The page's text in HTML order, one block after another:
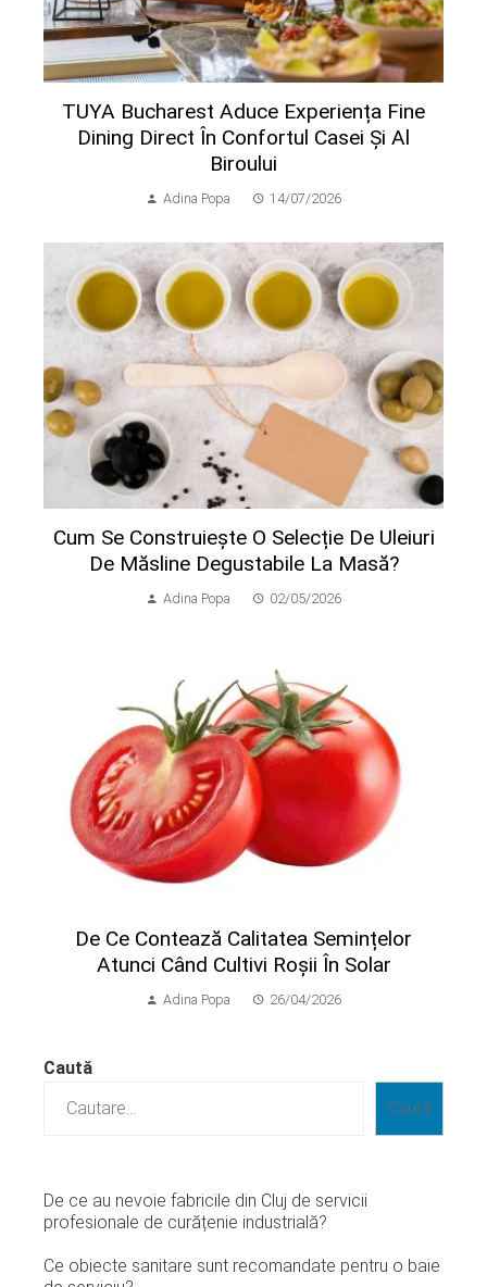
TUYA Bucharest Aduce Experiența Fine
Dining Direct În Confortul Casei Și Al
Biroului
Adina Popa 14/07/2026
Cum Se Construiește O Selecție De Uleiuri
De Măsline Degustabile La Masă?
Adina Popa 02/05/2026
​De Ce Contează Calitatea Semințelor
Atunci Când Cultivi Roșii În Solar
Adina Popa 26/04/2026
Caută
Caută
De ce au nevoie fabricile din Cluj de servicii
profesionale de curățenie industrială?
Ce obiecte sanitare sunt recomandate pentru o baie